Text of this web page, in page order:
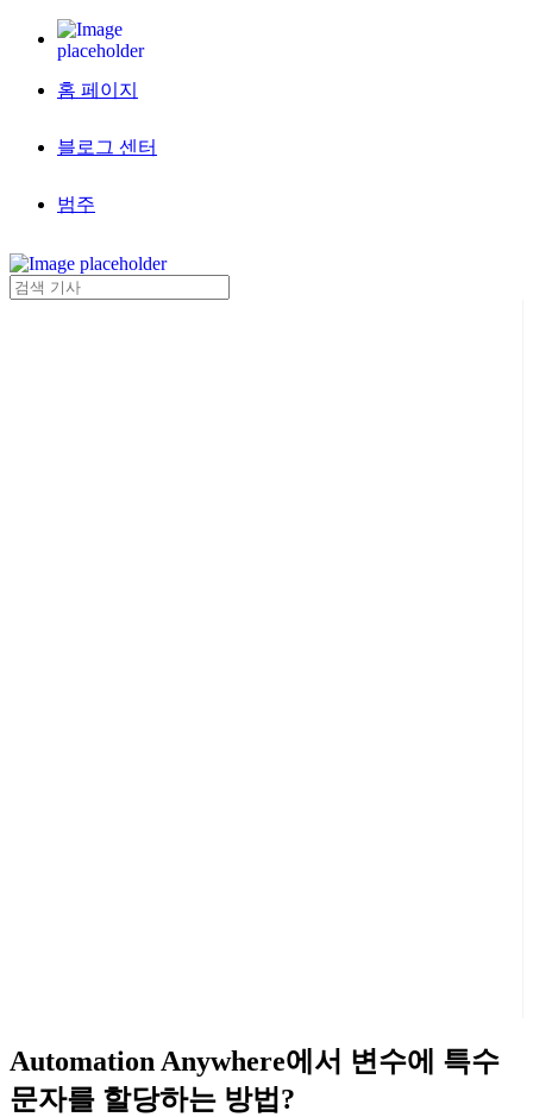
홈 페이지
블로그 센터
범주
Automation Anywhere에서 변수에 특수
문자를 할당하는 방법?